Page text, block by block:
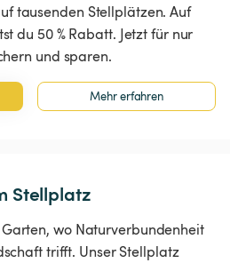
tausenden Stellplätzen. Auf
du 50 % Rabatt. Jetzt für nur
und sparen.
Mehr erfahren
Stellplatz
wo Naturverbundenheit
trifft. Unser Stellplatz